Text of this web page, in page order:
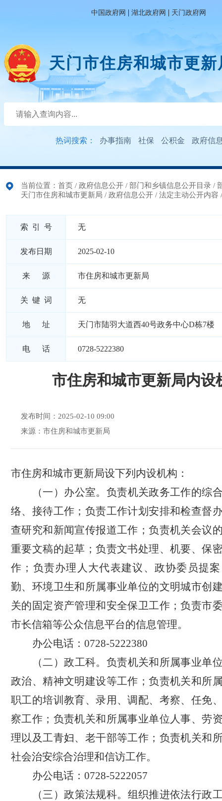
中国政府网 | 湖北政府网 | 天门政府网
天门市住房和城市更新
热词搜索： 办事指南 社保 公积金 政府信
当前位置： 首页 / 政府信息公开 / 部门和乡镇信息公开目录 /
天门市住房和城市更新局 / 政府信息公开 / 法定主动公开内容
索 引 号 无
发布日期 2025-02-10
来 源 市住房和城市更新局
关 键 词 无
地 址 天门市陆羽大道西40号政务中心D栋7楼
电 话 0728-5222380
市住房和城市更新局内设
发布时间：2025-02-10 09:00
来源：市住房和城市更新局
市住房和城市更新局设下列内设机构：
（一）办公室。 负责机关政务工作的综
络、接待工作；负责工作计划安排和检查督
查研究和新闻宣传报道工作；负责机关会议
重要文稿的起草；负责文书处理、机要、保
作；负责办理人大代表建议、政协委员提
勤、环境卫生和所属事业单位的文明城市创
关的固定资产管理和安全保卫工作；负责市
市长信箱等公众信息平台的信息管理。
办公电话： 0728-5222380
（二）政工科。 负责机关和所属事业单
政治、精神文明建设等工作；负责机关和所
职工的培训教育、录用、调配、考察、任免
察工作；负责机关和所属事业单位人事、劳
理以及工青妇、老干部等工作；负责机关和
社会治安综合治理和信访工作。
办公电话： 0728-5222057
（三）政策法规科。 组织推进依法行政